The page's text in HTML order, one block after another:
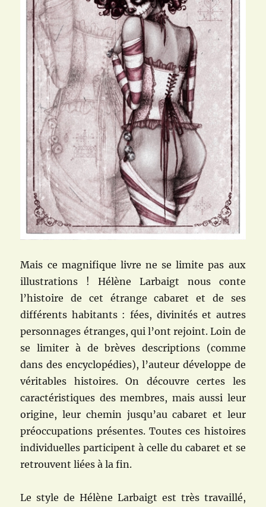
Mais ce magnifique livre ne se limite pas aux
illustrations ! Hélène Larbaigt nous conte
l’histoire de cet étrange cabaret et de ses
différents habitants : fées, divinités et autres
personnages étranges, qui l’ont rejoint. Loin de
se limiter à de brèves descriptions (comme
dans des encyclopédies), l’auteur développe de
véritables histoires. On découvre certes les
caractéristiques des membres, mais aussi leur
origine, leur chemin jusqu’au cabaret et leur
préoccupations présentes. Toutes ces histoires
individuelles participent à celle du cabaret et se
retrouvent liées à la fin.
Le style de Hélène Larbaigt est très travaillé,